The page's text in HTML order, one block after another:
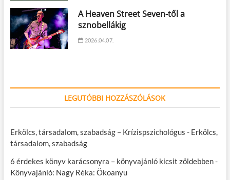
A Heaven Street Seven-től a
sznobellákig
2026.04.07.
LEGUTÓBBI HOZZÁSZÓLÁSOK
Erkölcs, társadalom, szabadság – Krízispszichológus - Erkölcs,
társadalom, szabadság
6 érdekes könyv karácsonyra – könyvajánló kicsit zöldebben-
Könyvajánló: Nagy Réka: Ökoanyu